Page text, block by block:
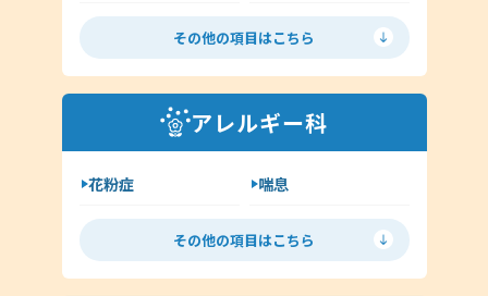
その他（皮膚科）
扁桃炎
花粉症
舌下免疫療法
中耳炎
クラミジア
その他（耳鼻科領域）
その他の項目はこちら
アレルギー科
花粉症
喘息
舌下免疫療法
アレルギー検査
手荒れ・肌荒れ
じんましん
その他の項目はこちら